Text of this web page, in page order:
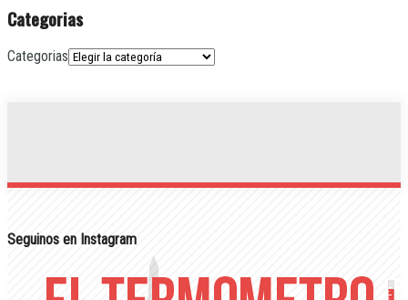
Categorias
Categorias
Seguinos en Instagram